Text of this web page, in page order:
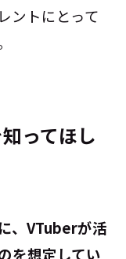
ントにとって
ってほし
、VTuberが活
を想定してい